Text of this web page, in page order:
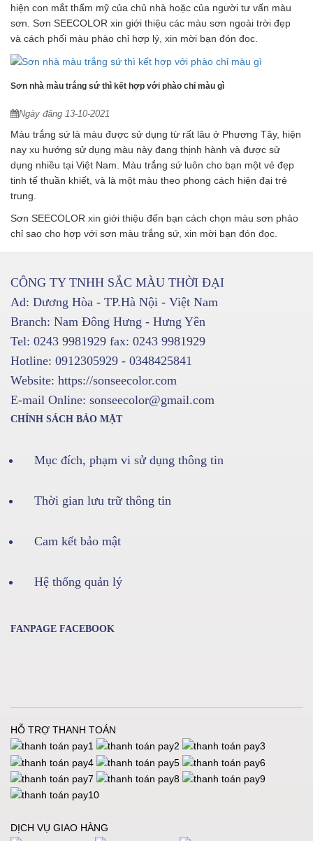
hiện con mắt thẩm mỹ của chủ nhà hoặc của người tư vấn màu
sơn. Sơn SEECOLOR xin giới thiệu các màu sơn ngoài trời đẹp
và cách phối màu phào chỉ hợp lý, xin mời bạn đón đọc.
Sơn nhà màu trắng sứ thì kết hợp với phào chỉ màu gì
Ngày đăng 13-10-2021
Màu trắng sứ là màu được sử dụng từ rất lâu ở Phương Tây, hiện
nay xu hướng sử dụng màu này đang thịnh hành và được sử
dụng nhiều tại Việt Nam. Màu trắng sứ luôn cho bạn một vẻ đẹp
tinh tế thuần khiết, và là một màu theo phong cách hiện đại trẻ
trung.
Sơn SEECOLOR xin giới thiệu đến bạn cách chọn màu sơn phào
chỉ sao cho hợp với sơn màu trắng sứ, xin mời bạn đón đọc.
CÔNG TY TNHH SẮC MÀU THỜI ĐẠI
Ad: Dương Hòa - TP.Hà Nội - Việt Nam
Branch: Nam Đông Hưng - Hưng Yên
Tel: 0243 9981929 fax: 0243 9981929
Hotline: 0912305929 - 0348425841
Website: https://sonseecolor.com
E-mail Online: sonseecolor@gmail.com
CHÍNH SÁCH BẢO MẬT
Mục đích, phạm vi sử dụng thông tin
Thời gian lưu trữ thông tin
Cam kết bảo mật
Hệ thống quản lý
FANPAGE FACEBOOK
HỖ TRỢ THANH TOÁN
DỊCH VỤ GIAO HÀNG